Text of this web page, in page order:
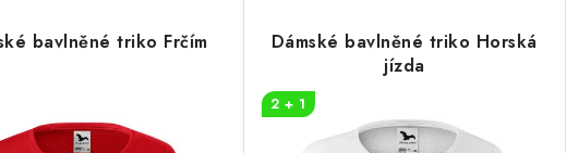
bavlněné triko Frčím
Dámské bavlněné triko Horská
jízda
2 + 1